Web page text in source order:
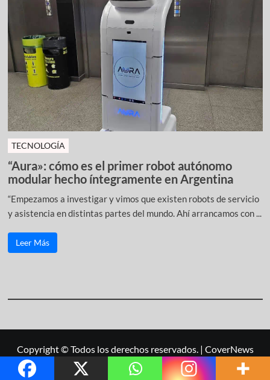
TECNOLOGÍA
“Aura»: cómo es el primer robot autónomo
modular hecho íntegramente en Argentina
“Empezamos a investigar y vimos que existen robots de servicio
y asistencia en distintas partes del mundo. Ahí arrancamos con ...
Leer Más
Copyright © Todos los derechos reservados. | CoverNews
por AF themes.